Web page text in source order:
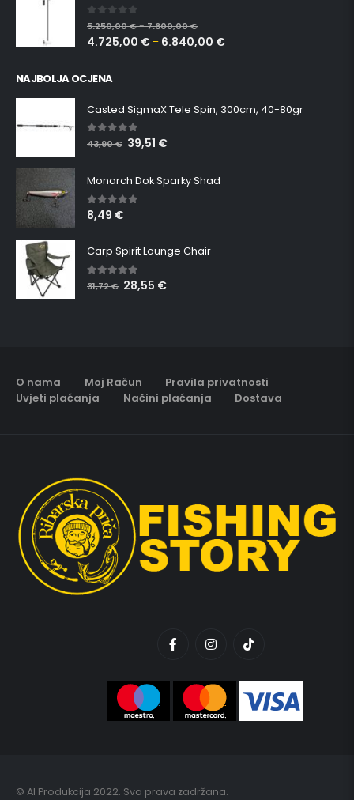
0 out of 5
5.250,00€–7.600,00€
4.725,00 € – 6.840,00 €
NAJBOLJA OCJENA
Casted SigmaX Tele Spin, 300cm, 40-80gr
5.00out of 5
43,90€ 39,51 €
Monarch Dok Sparky Shad
5.00 out of 5
8,49 €
Carp Spirit Lounge Chair
5.00 out of 5
31,72€ 28,55 €
O nama Moj Račun
Pravila privatnosti
Uvjeti plaćanja
Načini plaćanja Dostava
© AI Produkcija 2022. Sva prava zadržana.